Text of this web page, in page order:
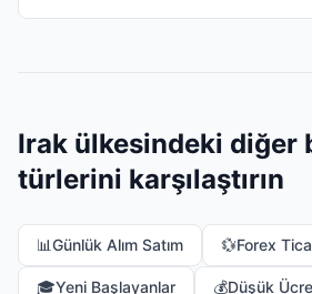
Irak ülkesindeki diğer
türlerini karşılaştırın
📊Günlük Alım Satım 💱Forex
🎓Yeni Başlayanlar 💰Düşük